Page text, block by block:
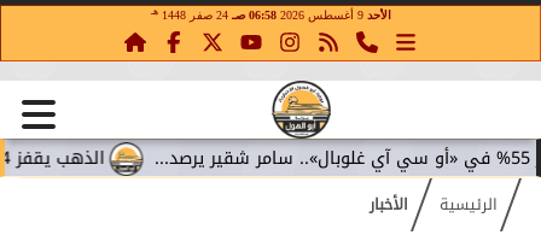
الأحد 9 أغسطس 2026 06:58 صـ 24 صفر 1448 هـ
الذهب يقفز 4.4% مع تراجع عوائد السندات.. سامر شقير يقرأ تحولات الاستثمار...
الرئيسية الأخبار